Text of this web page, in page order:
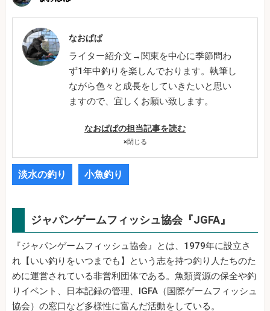
なおぱぱ
ライター紹介文→関東を中心に季節問わ
ず1年中釣りを楽しんでおります。執筆し
ながら色々と成長をしていきたいと思い
ますので、宜しくお願い致します。
なおぱぱの担当記事を読む
×閉じる
淡水の釣り 小魚釣り
ジャパンゲームフィッシュ協会『JGFA』
『ジャパンゲームフィッシュ協会』とは、1979年に設立さ
れ【いい釣りをいつまでも】という志を持つ釣り人たちのた
めに運営されている非営利団体である。魚類資源の保全や釣
りイベント、日本記録の管理、IGFA（国際ゲームフィッシュ
協会）の窓口など多様性に富んだ活動をしている。